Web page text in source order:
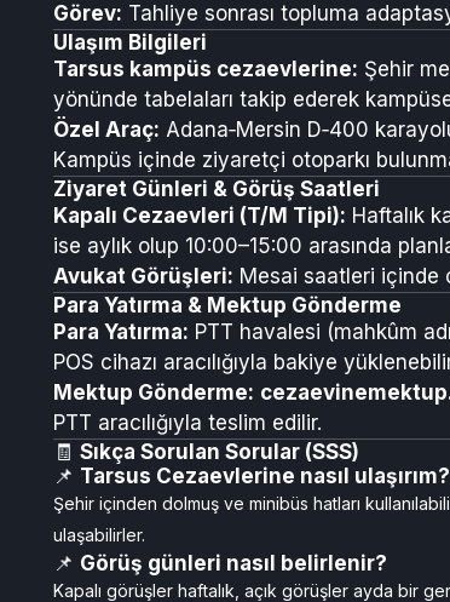
Görev: Tahliye sonrası topluma
Ulaşım Bilgileri
Tarsus kampüs cezaevlerine: Şehir
yönünde tabelaları takip ederek
Özel Araç: Adana‑Mersin D‑400
Kampüs içinde ziyaretçi otoparkı
Ziyaret Günleri & Görüş Saatleri
Kapalı Cezaevleri (T/M Tipi): Haftalık
ise aylık olup 10:00–15:00 arasında
Avukat Görüşleri: Mesai saatleri içinde
Para Yatırma & Mektup Gönderme
Para Yatırma: PTT havalesi (mahkûm
POS cihazı aracılığıyla bakiye
Mektup Gönderme:
PTT aracılığıyla teslim edilir.
🧾 Sıkça Sorulan Sorular (SSS)
📌 Tarsus Cezaevlerine nasıl ulaşırım?
Şehir içinden dolmuş ve minibüs hatları
ulaşabilirler.
📌 Görüş günleri nasıl belirlenir?
Kapalı görüşler haftalık, açık görüşler ayda bir